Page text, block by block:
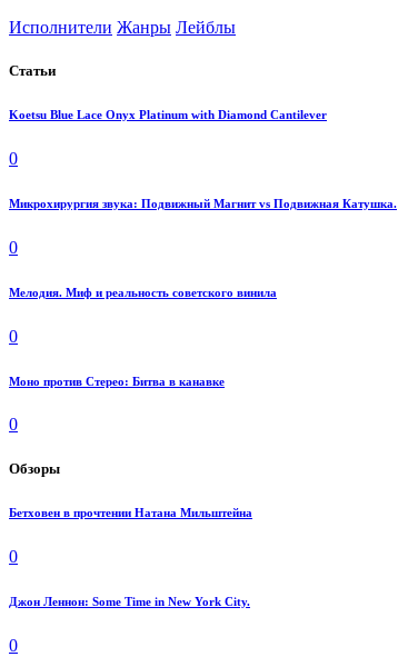
Исполнители Жанры Лейблы
Статьи
Koetsu Blue Lace Onyx Platinum with Diamond Cantilever
0
Микрохирургия звука: Подвижный Магнит vs Подвижная Катушка.
0
Мелодия. Миф и реальность советского винила
0
Моно против Стерео: Битва в канавке
0
Обзоры
Бетховен в прочтении Натана Мильштейна
0
Джон Леннон: Some Time in New York City.
0